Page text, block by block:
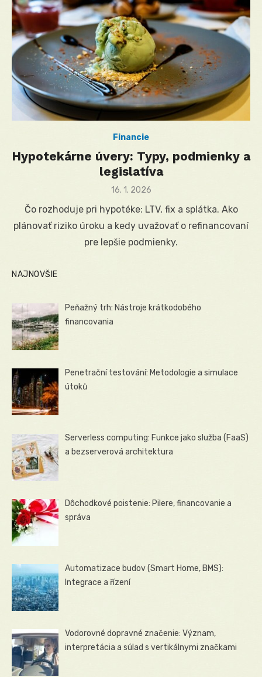
Financie
Hypotekárne úvery: Typy, podmienky a
legislatíva
Posted
16. 1. 2026
Čo rozhoduje pri hypotéke: LTV, fix a splátka. Ako
plánovať riziko úroku a kedy uvažovať o refinancovaní
pre lepšie podmienky.
NAJNOVŠIE
Peňažný trh: Nástroje krátkodobého
financovania
Penetrační testování: Metodologie a simulace
útoků
Serverless computing: Funkce jako služba (FaaS)
a bezserverová architektura
Dôchodkové poistenie: Pilere, financovanie a
správa
Automatizace budov (Smart Home, BMS):
Integrace a řízení
Vodorovné dopravné značenie: Význam,
interpretácia a súlad s vertikálnymi značkami